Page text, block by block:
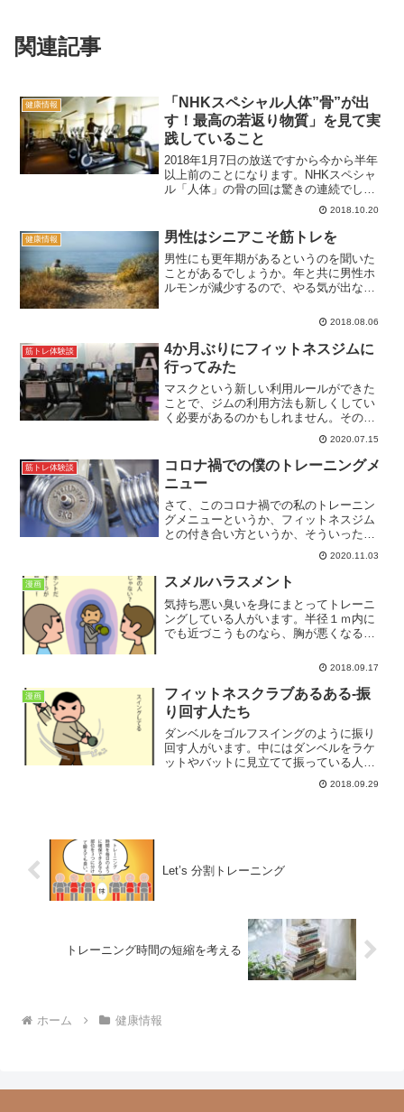
関連記事
健康情報
「NHKスペシャル人体”骨”が出
す！最高の若返り物質」を見て実
践していること
2018年1月7日の放送ですから今から半年
以上前のことになります。NHKスペシャ
ル「人体」の骨の回は驚きの連続でし
た。33歳の自転車選手が軽い転倒で大腿
骨を骨折するのですが、その自転車選手
の骨密度は８０代ほどに低下しているこ
とが分かるところから番組は始まりま
す。２０代の運動選手が骨粗鬆症になっ
たのは何故か。大きな謎が提示されま
す。
2018.10.20
健康情報 男性はシニアこそ筋トレを
男性にも更年期があるというのを聞いた
ことがあるでしょうか。年と共に男性ホ
ルモンが減少するので、やる気が出な
ことがあります。ひどい場合にはうつ状
筋トレが有効です。
2018.08.06
筋トレ体験談
4か月ぶりにフィットネスジムに
行ってみた
マスクという新しい利用ルールができた
ことで、ジムの利用方法も新しくしてい
く必要があるのかもしれません。そのひ
とつとして、屋外や自宅などでの運動と
ジムでの運動を組み合わせて行うことが
挙げられます。これまで、ジムに行った
日は、折角入館したのだからと、いろい
ろな筋トレ種目や心肺トレーニングなど
すべてその中で済ませていたのではない
でしょうか。
2020.07.15
筋トレ体験談
コロナ禍での僕のトレーニングメ
ニュー
さて、このコロナ禍での私のトレーニン
グメニューというか、フィットネスジム
との付き合い方というか、そういったも
のもここに来て定着してきた感じがしま
す。そこで、今日はコロナ禍での私のト
レーニングメニューをご紹介したいと思
います。
2020.11.03
漫画 スメルハラスメント
気持ち悪い臭いを身にまとってトレーニ
ングしている人がいます。半径１ｍ内に
でも近づこうものなら、胸が悪くなるよ
おすような強烈な臭気です。おそらく、
汗で半分色が変わったトレーニングウェ
アや首に巻いたタオルから発せられてい
るのでしょう。こういう人がいるのは、
フィットネスクラブあるあるかも知れま
せん。
2018.09.17
漫画
フィットネスクラブあるある‐振
り回す人たち
ダンベルをゴルフスイングのように振り
回す人がいます。中にはダンベルをラケ
ットやバットに見立てて振っている人も
います。極めつけは、グルグルと肩を中
心に腕を回す人間プロペラみたいな人
2018.09.29
Let’s 分割トレーニング
トレーニング時間の短縮を考える
ホーム 健康情報